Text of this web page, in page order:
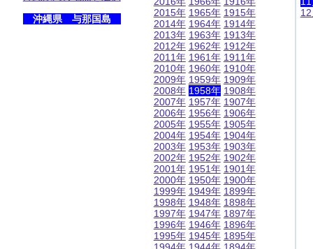
沖縄県 与那国島
2015年
2014年
2013年
2012年
2011年
2010年
2009年
2008年
2007年
2006年
2005年
2004年
2003年
2002年
2001年
2000年
1999年
1998年
1997年
1996年
1995年
1965年
1964年
1963年
1962年
1961年
1960年
1959年
1958年
1957年
1956年
1955年
1954年
1953年
1952年
1951年
1950年
1949年
1948年
1947年
1946年
1945年
1915年
1914年
1913年
1912年
1911年
1910年
1909年
1908年
1907年
1906年
1905年
1904年
1903年
1902年
1901年
1900年
1899年
1898年
1897年
1896年
1895年